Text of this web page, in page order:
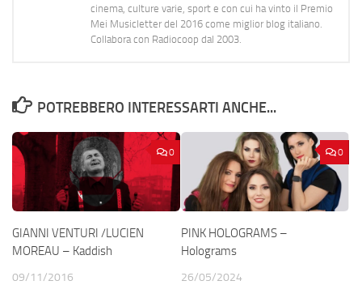
cinema, culture varie, sport e con cui ha vinto il Premio
Mei Musicletter del 2016 come miglior blog italiano.
Collabora con Radiocoop dal 2003.
POTREBBERO INTERESSARTI ANCHE...
0
GIANNI VENTURI /LUCIEN
MOREAU – Kaddish
09/11/2016
0
PINK HOLOGRAMS –
Holograms
26/05/2024